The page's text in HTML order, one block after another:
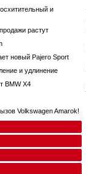
и
растут
новый Pajero Sport
и удлинение
BMW X4
Volkswagen Amarok!